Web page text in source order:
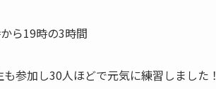
ら19時の3時間
参加し30人ほどで元気に練習しました！